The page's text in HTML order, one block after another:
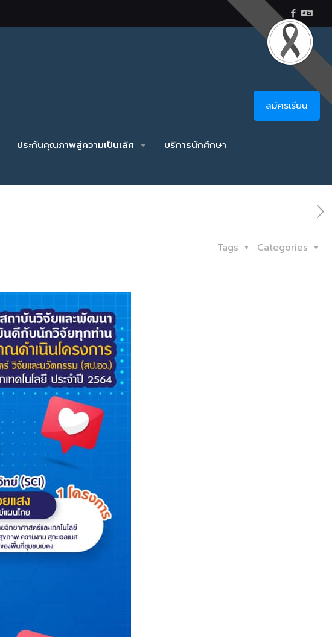
ประกันคุณภาพสู่ความเป็นเลิศ บริการนักศึกษา
สมัครเรียน
Categories
Tags